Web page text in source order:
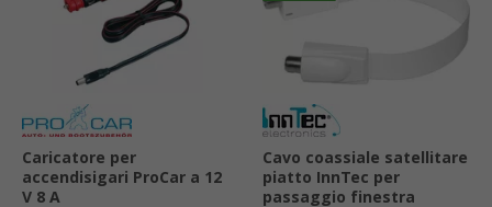
Caricatore per
accendisigari ProCar a 12
V 8 A
Cavo coassiale satellitare
piatto InnTec per
passaggio finestra